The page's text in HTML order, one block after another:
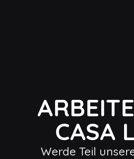
CASA
Werde Teil